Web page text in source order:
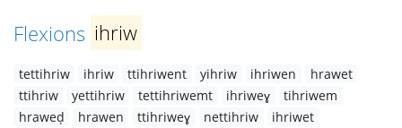
Flexions ihriw
tettihriw ihriw ttihriwent yihriw ihriwen
hrawet
ttihriw
yettihriw tettihriwemt ihriweɣ
tihriwem
hraweḍ
hrawen ttihriweɣ nettihriw
ihriwet